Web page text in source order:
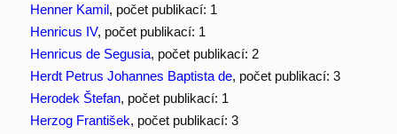
Henner Kamil, počet publikací: 1
Henricus IV, počet publikací: 1
Henricus de Segusia, počet publikací: 2
Herdt Petrus Johannes Baptista de, počet publikací: 3
Herodek Štefan, počet publikací: 1
Herzog František, počet publikací: 3